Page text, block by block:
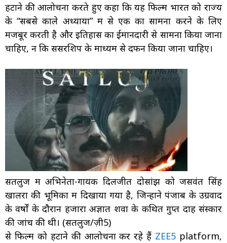
हटाने की आलोचना करते हुए कहा कि यह फिल्म भारत को राज्य
के “सबसे काले अध्यायों” में से एक का सामना करने के लिए
मजबूर करती है और इतिहास का ईमानदारी से सामना किया जाना
चाहिए, न कि सेंसरशिप के माध्यम से दफन किया जाना चाहिए।
सतलुज में अभिनेता-गायक दिलजीत दोसांझ को जसवंत सिंह
खालरा की भूमिका में दिखाया गया है, जिन्होंने पंजाब के उग्रवाद
के वर्षों के दौरान हजारों अज्ञात शवों के कथित गुप्त दाह संस्कार
की जांच की थी। (सतलुज/ज़ी5)
से फिल्म को हटाने की आलोचना कर रहे हैं ZEE5 platform,